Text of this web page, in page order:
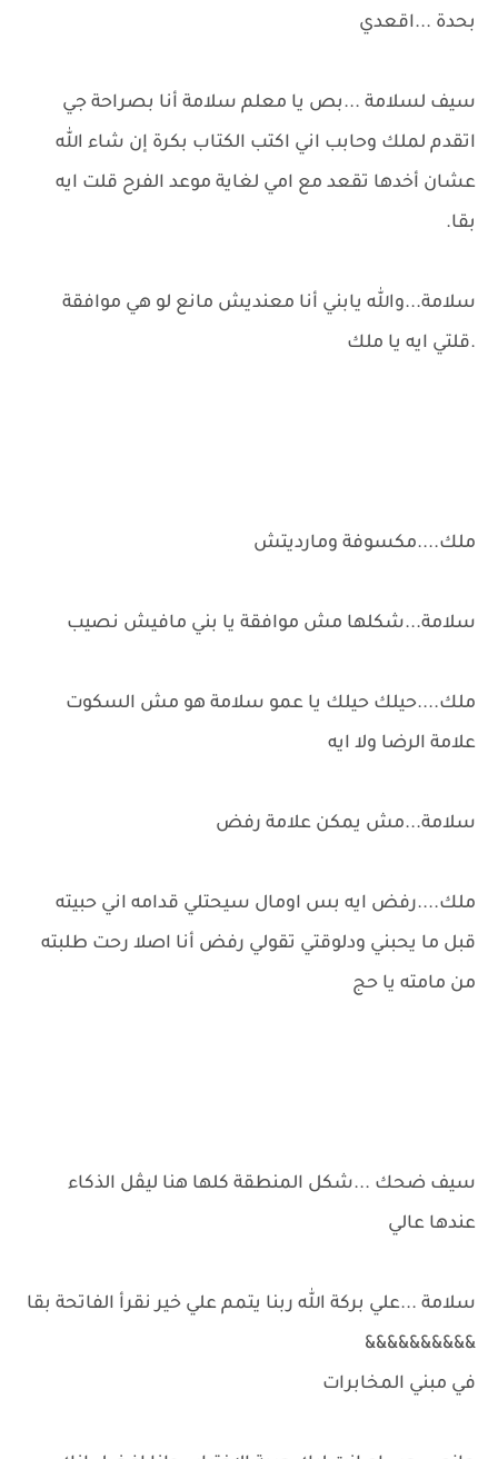
بحدة ...اقعدي
سيف لسلامة ...بص يا معلم سلامة أنا بصراحة جي
اتقدم لملك وحابب اني اكتب الكتاب بكرة إن شاء الله
عشان أخدها تقعد مع امي لغاية موعد الفرح قلت ايه
بقا.
سلامة...والله يابني أنا معنديش مانع لو هي موافقة
.قلتي ايه يا ملك
ملك....مكسوفة ومارديتش
سلامة...شكلها مش موافقة يا بني مافيش نصيب
ملك....حيلك حيلك يا عمو سلامة هو مش السكوت
علامة الرضا ولا ايه
سلامة...مش يمكن علامة رفض
ملك....رفض ايه بس اومال سيحتلي قدامه اني حبيته
قبل ما يحبني ودلوقتي تقولي رفض أنا اصلا رحت طلبته
من مامته يا حج
سيف ضحك ...شكل المنطقة كلها هنا ليڤل الذكاء
عندها عالي
سلامة ...علي بركة الله ربنا يتمم علي خير نقرأ الفاتحة بقا
&&&&&&&&&&
في مبني المخابرات